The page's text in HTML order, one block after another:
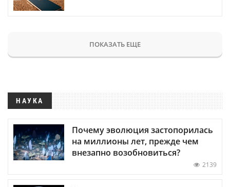
ПОКАЗАТЬ ЕЩЕ
НАУКА
Почему эволюция застопорилась
на миллионы лет, прежде чем
внезапно возобновиться?
2139